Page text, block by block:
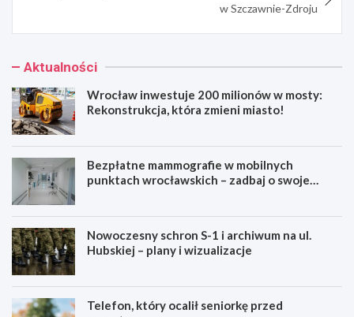
w Szczawnie-Zdroju
Aktualności
Wrocław inwestuje 200 milionów w mosty:
Rekonstrukcja, która zmieni miasto!
Bezpłatne mammografie w mobilnych
punktach wrocławskich – zadbaj o swoje
Nowoczesny schron S-1 i archiwum na ul.
Hubskiej – plany i wizualizacje
Telefon, który ocalił seniorkę przed